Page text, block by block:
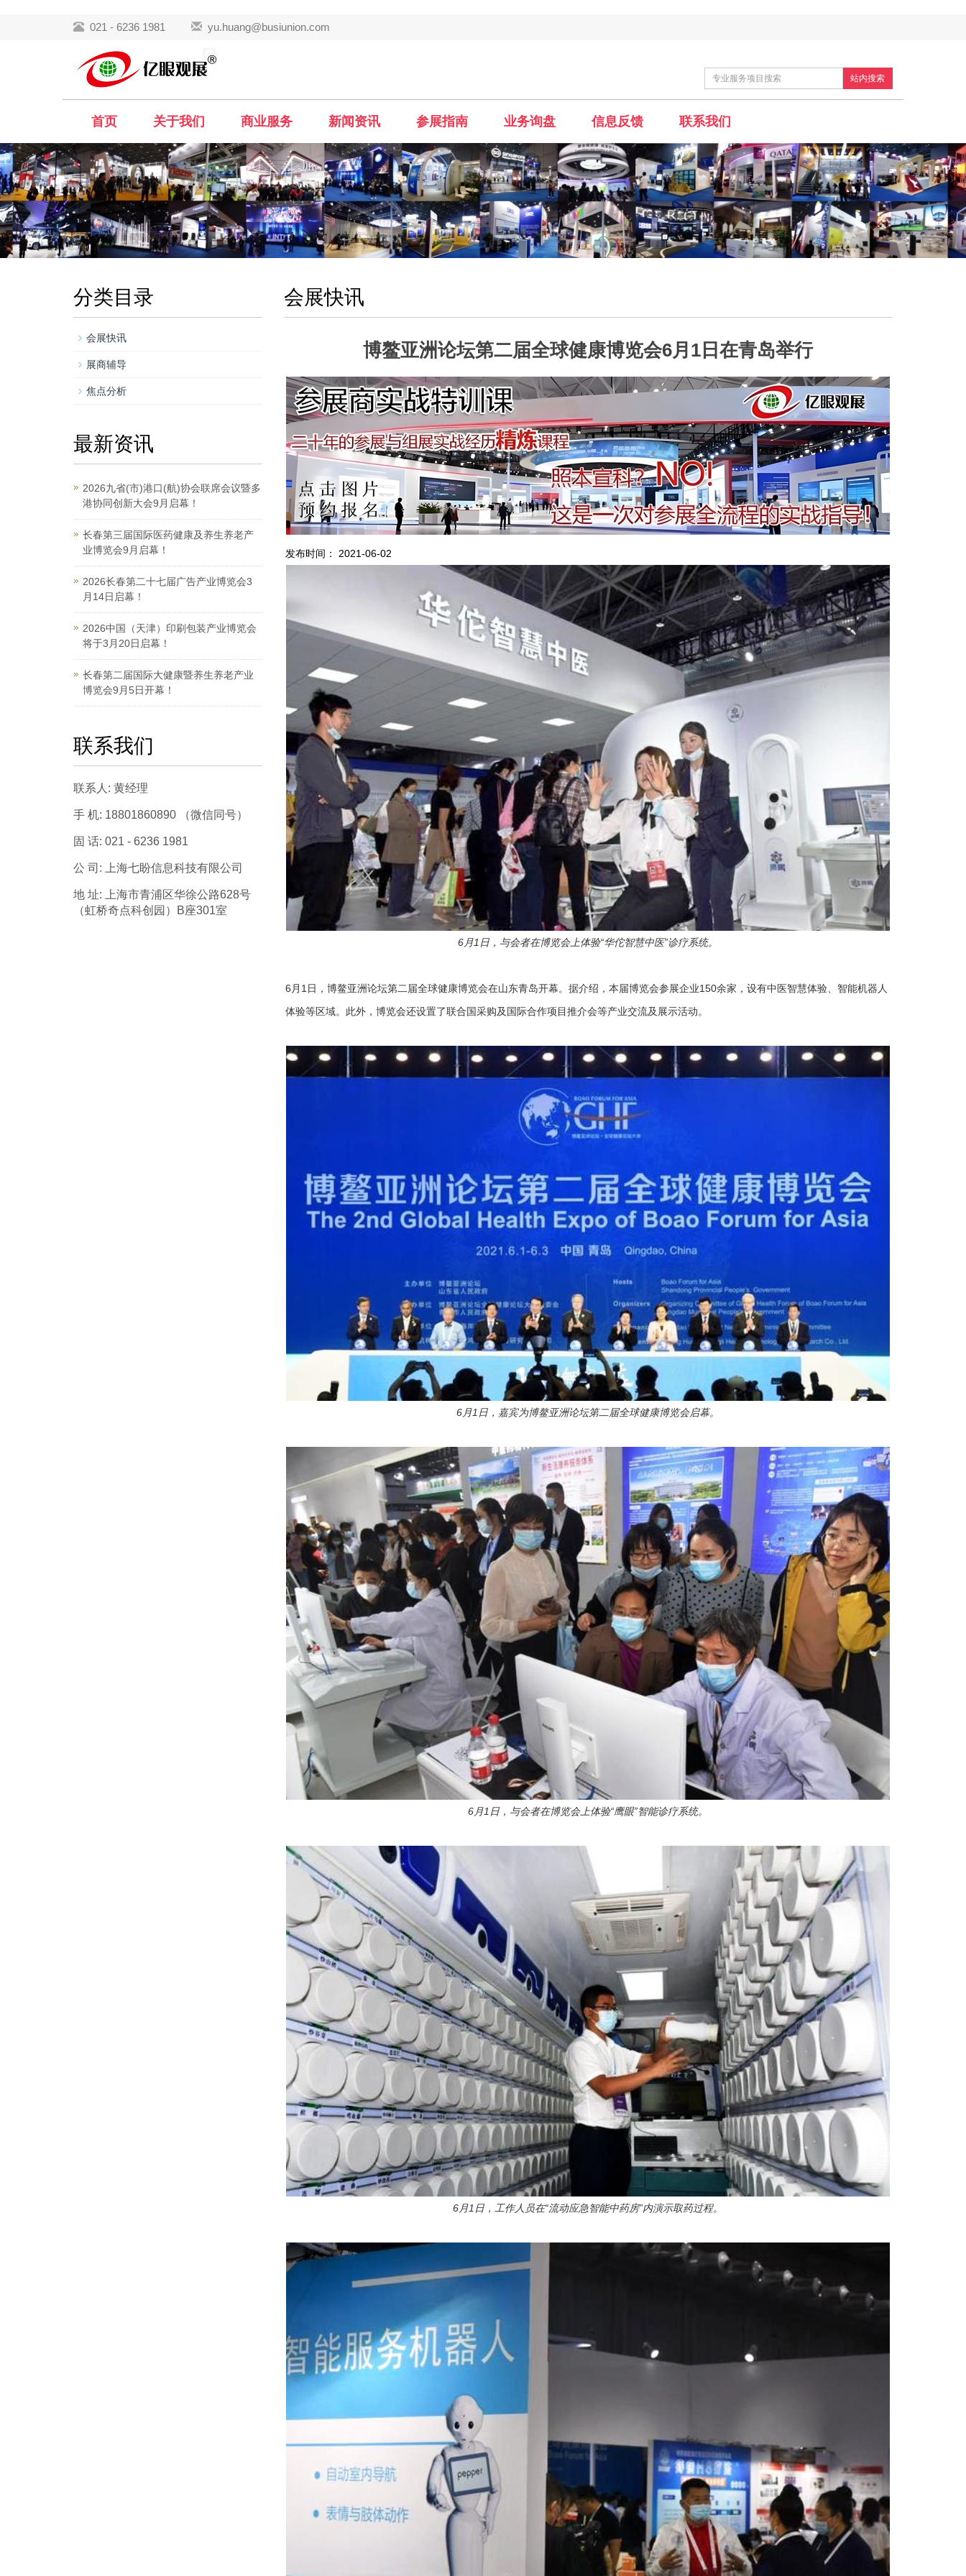
021 - 6236 1981 yu.huang@busiunion.com
站内搜索
首页 关于我们 商业服务 新闻资讯 参展指南 业务询盘 信息反馈 联系我们
会展快讯
博鳌亚洲论坛第二届全球健康博览会6月1日在青岛举行
发布时间： 2021-06-02
6月1日，与会者在博览会上体验“华佗智慧中医”诊疗系统。
6月1日，博鳌亚洲论坛第二届全球健康博览会在山东青岛开幕。据介绍，本届博览会参展企业150余家，设有中医智慧体验、智能机器人
体验等区域。此外，博览会还设置了联合国采购及国际合作项目推介会等产业交流及展示活动。
6月1日，嘉宾为博鳌亚洲论坛第二届全球健康博览会启幕。
6月1日，与会者在博览会上体验“鹰眼”智能诊疗系统。
6月1日，工作人员在“流动应急智能中药房”内演示取药过程。
分类目录
会展快讯
展商辅导
焦点分析
最新资讯
2026九省(市)港口(航)协会联席会议暨多
港协同创新大会9月启幕！
长春第三届国际医药健康及养生养老产
业博览会9月启幕！
2026长春第二十七届广告产业博览会3
月14日启幕！
2026中国（天津）印刷包装产业博览会
将于3月20日启幕！
长春第二届国际大健康暨养生养老产业
博览会9月5日开幕！
联系我们
联系人: 黄经理
手 机: 18801860890 （微信同号）
固 话: 021 - 6236 1981
公 司: 上海七盼信息科技有限公司
地 址: 上海市青浦区华徐公路628号
（虹桥奇点科创园）B座301室